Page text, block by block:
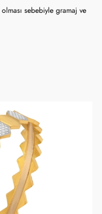
sebebiyle gramaj ve